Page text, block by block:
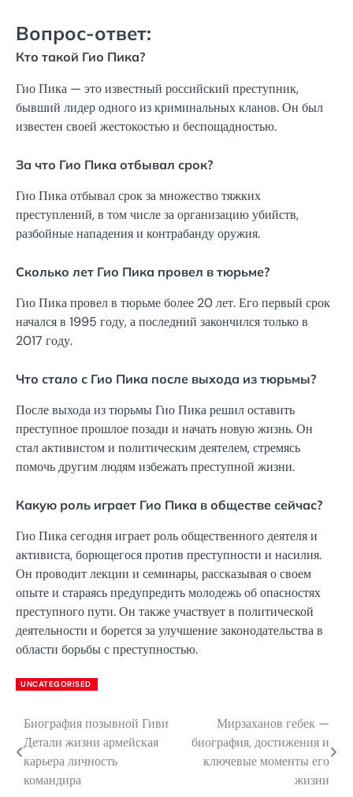
Вопрос-ответ:
Кто такой Гио Пика?
Гио Пика — это известный российский преступник,
бывший лидер одного из криминальных кланов. Он был
известен своей жестокостью и беспощадностью.
За что Гио Пика отбывал срок?
Гио Пика отбывал срок за множество тяжких
преступлений, в том числе за организацию убийств,
разбойные нападения и контрабанду оружия.
Сколько лет Гио Пика провел в тюрьме?
Гио Пика провел в тюрьме более 20 лет. Его первый срок
начался в 1995 году, а последний закончился только в
2017 году.
Что стало с Гио Пика после выхода из тюрьмы?
После выхода из тюрьмы Гио Пика решил оставить
преступное прошлое позади и начать новую жизнь. Он
стал активистом и политическим деятелем, стремясь
помочь другим людям избежать преступной жизни.
Какую роль играет Гио Пика в обществе сейчас?
Гио Пика сегодня играет роль общественного деятеля и
активиста, борющегося против преступности и насилия.
Он проводит лекции и семинары, рассказывая о своем
опыте и стараясь предупредить молодежь об опасностях
преступного пути. Он также участвует в политической
деятельности и борется за улучшение законодательства в
области борьбы с преступностью.
UNCATEGORISED
Навигация
по
записям
Биография позывной Гиви
Детали жизни армейская
карьера личность
командира
Мирзаханов гебек —
биография, достижения и
ключевые моменты его
жизни